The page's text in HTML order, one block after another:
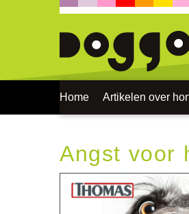
Home Artikelen over
Angst voor